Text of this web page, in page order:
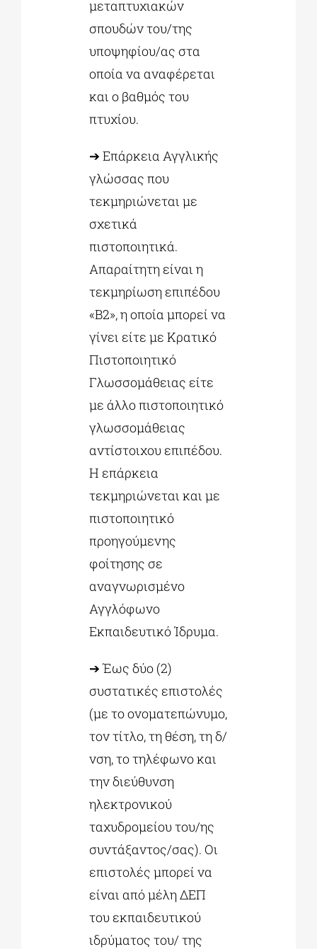
μεταπτυχιακών
σπουδών του/της
υποψηφίου/ας στα
οποία να αναφέρεται
και ο βαθμός του
πτυχίου.
➔ Επάρκεια Αγγλικής
γλώσσας που
τεκμηριώνεται με
σχετικά
πιστοποιητικά.
Απαραίτητη είναι η
τεκμηρίωση επιπέδου
«Β2», η οποία μπορεί να
γίνει είτε με Κρατικό
Πιστοποιητικό
Γλωσσομάθειας είτε
με άλλο πιστοποιητικό
γλωσσομάθειας
αντίστοιχου επιπέδου.
Η επάρκεια
τεκμηριώνεται και με
πιστοποιητικό
προηγούμενης
φοίτησης σε
αναγνωρισμένο
Αγγλόφωνο
Εκπαιδευτικό Ίδρυμα.
➔ Έως δύο (2)
συστατικές επιστολές
(με το ονοματεπώνυμο,
τον τίτλο, τη θέση, τη δ/
νση, το τηλέφωνο και
την διεύθυνση
ηλεκτρονικού
ταχυδρομείου του/ης
συντάξαντος/σας). Οι
επιστολές μπορεί να
είναι από μέλη ΔΕΠ
του εκπαιδευτικού
ιδρύματος του/ της